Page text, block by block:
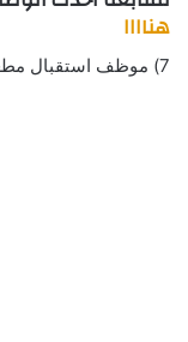
هناااا
7) موظف استقبال مطعم